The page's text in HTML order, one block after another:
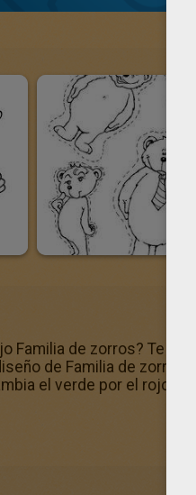
Familia de zorros? Te
de Familia de zorros
el verde por el rojo,